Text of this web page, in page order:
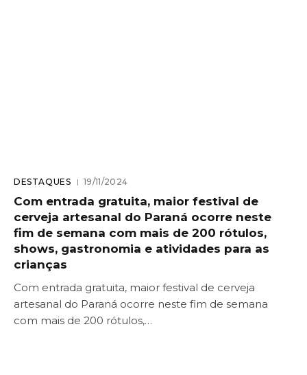
DESTAQUES 19/11/2024
Com entrada gratuita, maior festival de
cerveja artesanal do Paraná ocorre neste
fim de semana com mais de 200 rótulos,
shows, gastronomia e atividades para as
crianças
Com entrada gratuita, maior festival de cerveja
artesanal do Paraná ocorre neste fim de semana
com mais de 200 rótulos,…